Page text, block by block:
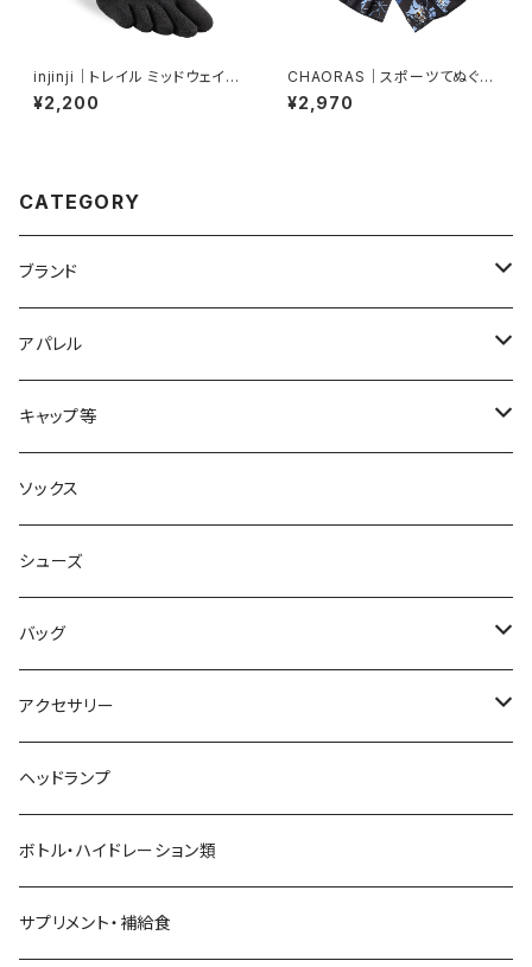
injinji｜トレイル ミッドウェイト
ミニクルー（レーザー）
¥2,200
CHAORAS｜スポーツてぬぐい
（サンカヨウ）
¥2,970
CATEGORY
ブランド
2XU
acu Products
AILEY
AKIV
ALTRA
aroma vera
AZUMA BAG
BANANA GO
Beruf Baggage
アパレル
トップス
ボトムス
キャップ等
キャップ・ハット
ヘッドバンド
ソックス
シューズ
バッグ
バックパック
ショルダーバッグ
トートバッグ
2WAYバッグ/3WAYバッグ
アクセサリー
サングラス
てぬぐい
財布
ヘッドランプ
ボトル・ハイドレーション類
サプリメント・補給食